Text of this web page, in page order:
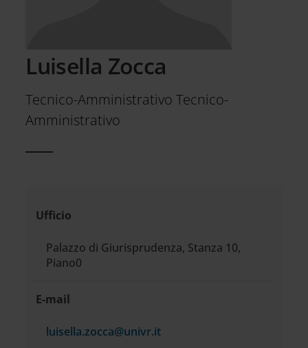
Luisella Zocca
Tecnico-Amministrativo Tecnico-
Amministrativo
Informazioni
contatto
Ufficio
Palazzo di Giurisprudenza, Stanza 10,
Piano0
E-mail
luisella.zocca@univr.it